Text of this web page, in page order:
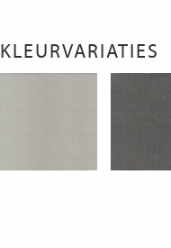
KLEURVARIATIES